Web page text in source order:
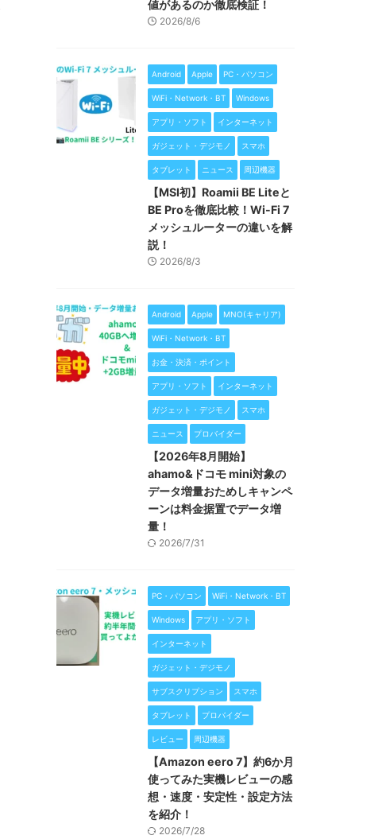
値があるのか徹底検証！
2026/8/6
Android Apple PC・パソコン
WiFi・Network・BT Windows
アプリ・ソフト インターネット
ガジェット・デジモノ スマホ
タブレット ニュース 周辺機器
【MSI初】Roamii BE Liteと
BE Proを徹底比較！Wi-Fi 7
メッシュルーターの違いを解
説！
2026/8/3
Android Apple MNO(キャリア)
WiFi・Network・BT
お金・決済・ポイント
アプリ・ソフト インターネット
ガジェット・デジモノ スマホ
ニュース プロバイダー
【2026年8月開始】
ahamo&ドコモ mini対象の
データ増量おためしキャンペ
ーンは料金据置でデータ増
量！
2026/7/31
PC・パソコン WiFi・Network・BT
Windows アプリ・ソフト
インターネット
ガジェット・デジモノ
サブスクリプション スマホ
タブレット プロバイダー
レビュー 周辺機器
【Amazon eero 7】約6か月
使ってみた実機レビューの感
想・速度・安定性・設定方法
を紹介！
2026/7/28